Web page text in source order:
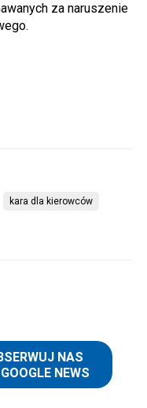
za naruszenie
kara dla kierowców